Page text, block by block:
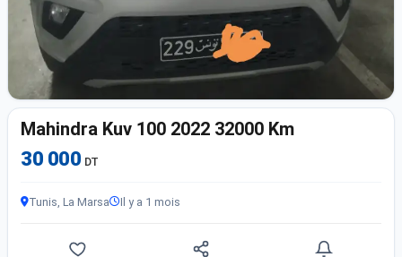
Mahindra Kuv 100 2022 32000 Km
30 000 DT
Tunis, La Marsa Il y a 1 mois